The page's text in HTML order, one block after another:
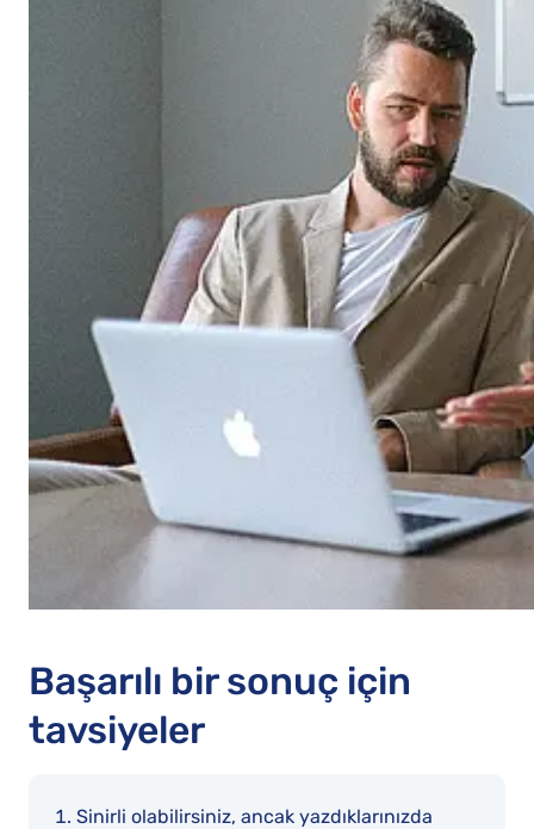
Başarılı bir sonuç için
tavsiyeler
Sinirli olabilirsiniz, ancak yazdıklarınızda